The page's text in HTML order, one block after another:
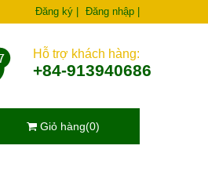
Đăng ký | Đăng nhập |
Hỗ trợ khách hàng:
+84-913940686
Giỏ hàng(0)